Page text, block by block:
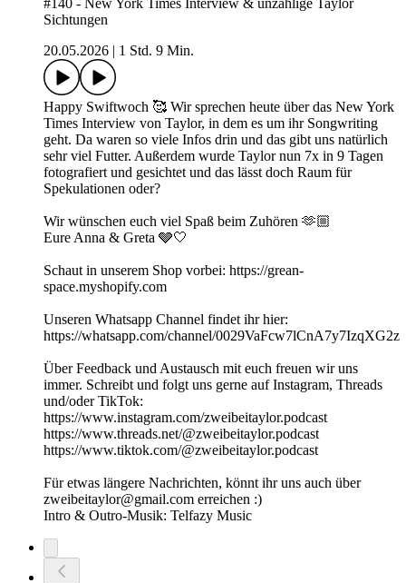
#140 - New York Times Interview & unzählige Taylor
Sichtungen
20.05.2026
1 Std. 9 Min.
Happy Swiftwoch 🥰 Wir sprechen heute über das New York
Times Interview von Taylor, in dem es um ihr Songwriting
geht. Da waren so viele Infos drin und das gibt uns natürlich
sehr viel Futter. Außerdem wurde Taylor nun 7x in 9 Tagen
fotografiert und gesichtet und das lässt doch Raum für
Spekulationen oder?
Wir wünschen euch viel Spaß beim Zuhören 🫶🏼
Eure Anna & Greta 🩶🤍
Schaut in unserem Shop vorbei: https://grean-
space.myshopify.com
Unseren Whatsapp Channel findet ihr hier:
⁠⁠⁠⁠⁠⁠⁠⁠⁠⁠⁠⁠⁠⁠⁠⁠⁠⁠⁠⁠⁠⁠https://whatsapp.com/channel/0029VaFcw7lCnA7y7IzqXG2z⁠⁠⁠⁠⁠⁠⁠⁠⁠⁠⁠⁠⁠⁠⁠⁠⁠⁠⁠⁠⁠⁠
Über Feedback und Austausch mit euch freuen wir uns
immer. Schreibt und folgt uns gerne auf Instagram, Threads
und/oder TikTok:
https://www.instagram.com/zweibeitaylor.podcast
https://www.threads.net/@zweibeitaylor.podcast
https://www.tiktok.com/@zweibeitaylor.podcast
Für etwas längere Nachrichten, könnt ihr uns auch über
zweibeitaylor@gmail.com erreichen :)
Intro & Outro-Musik: Telfazy Music